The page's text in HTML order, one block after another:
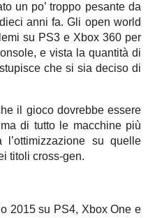
un po’ troppo pesante da
anni fa. Gli open world
su PS3 e Xbox 360 per
e vista la quantità di
che si sia deciso di
il gioco dovrebbe essere
di tutto le macchine più
su quelle
titoli cross-gen.
2015 su PS4, Xbox One e